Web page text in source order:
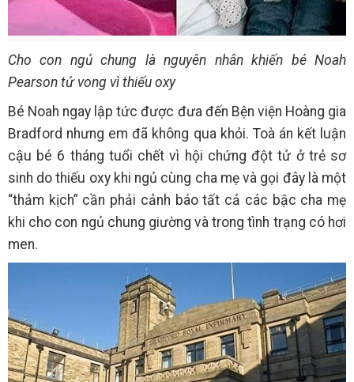
Cho con ngủ chung là nguyên nhân khiến bé Noah
Pearson tử vong vì thiếu oxy
Bé Noah ngay lập tức được đưa đến Bện viện Hoàng gia
Bradford nhưng em đã không qua khỏi. Toà án kết luận
cậu bé 6 tháng tuổi chết vì hội chứng đột tử ở trẻ sơ
sinh do thiếu oxy khi ngủ cùng cha mẹ và gọi đây là một
“thảm kịch” cần phải cảnh báo tất cả các bậc cha mẹ
khi cho con ngủ chung giường và trong tình trạng có hơi
men.